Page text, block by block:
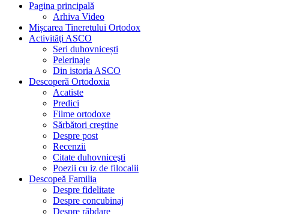
Pagina principală
Arhiva Video
Mișcarea Tineretului Ortodox
Activităţi ASCO
Seri duhovnicești
Pelerinaje
Din istoria ASCO
Descoperă Ortodoxia
Acatiste
Predici
Filme ortodoxe
Sărbători creştine
Despre post
Recenzii
Citate duhovniceşti
Poezii cu iz de filocalii
Descopeă Familia
Despre fidelitate
Despre concubinaj
Despre răbdare